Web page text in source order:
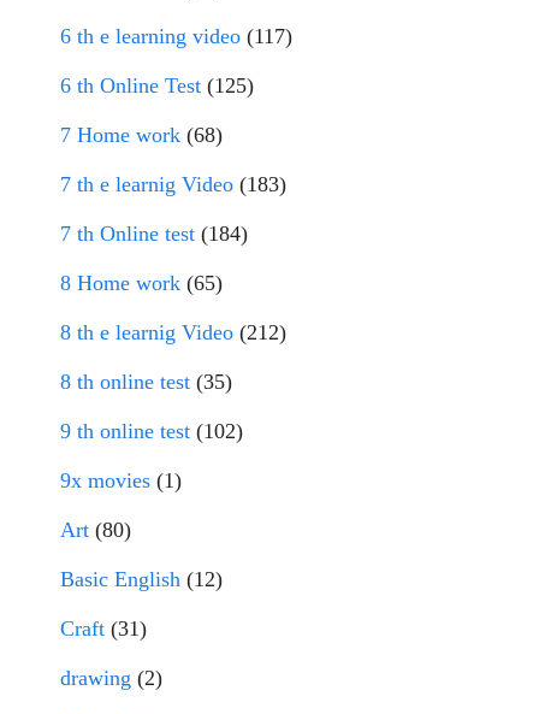
6 th e learning video (117)
6 th Online Test (125)
7 Home work (68)
7 th e learnig Video (183)
7 th Online test (184)
8 Home work (65)
8 th e learnig Video (212)
8 th online test (35)
9 th online test (102)
9x movies (1)
Art (80)
Basic English (12)
Craft (31)
drawing (2)